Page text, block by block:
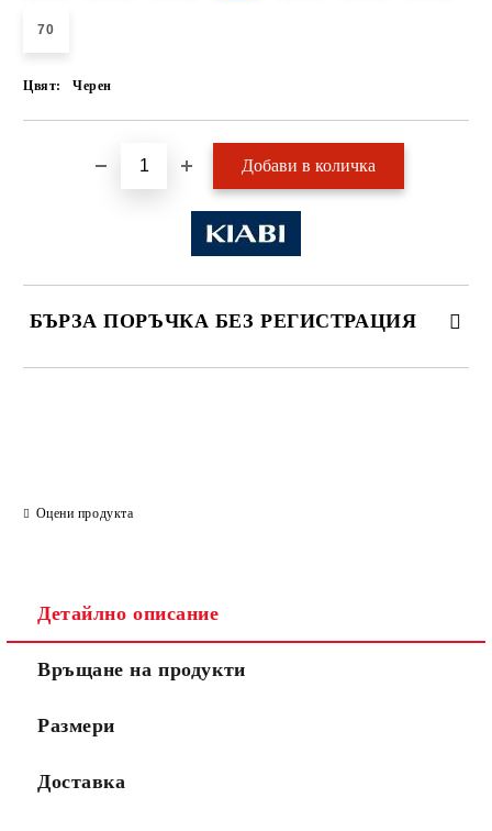
70
Цвят: Черен
БЪРЗА ПОРЪЧКА БЕЗ РЕГИСТРАЦИЯ
Оцени продукта
Детайлно описание
Връщане на продукти
Размери
Доставка